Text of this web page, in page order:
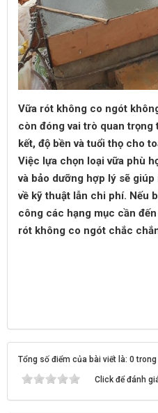
Vữa rót không co ngót
còn đóng vai trò quan
kết, độ bền và tuổi thọ cho
Việc lựa chọn loại vữa phù
và bảo dưỡng hợp lý sẽ
về kỹ thuật lẫn chi phí. Nếu
công các hạng mục cần
rót không co ngót chắc
Tổng số điểm của bài viết là: 0
Click để đánh